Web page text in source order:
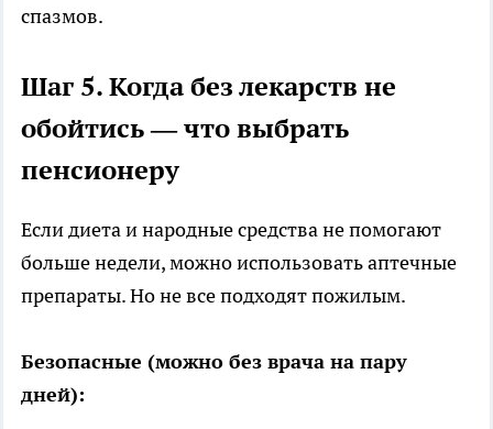
спазмов.
Шаг 5. Когда без лекарств не
обойтись — что выбрать
пенсионеру
Если диета и народные средства не помогают
больше недели, можно использовать аптечные
препараты. Но не все подходят пожилым.
Безопасные (можно без врача на пару
дней):